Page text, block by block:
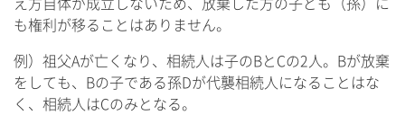
も権利が移ることはありません。
例）祖父Aが亡くなり、相続人は子のBとCの2人。Bが放棄
をしても、Bの子である孫Dが代襲相続人になることはな
く、相続人はCのみとなる。